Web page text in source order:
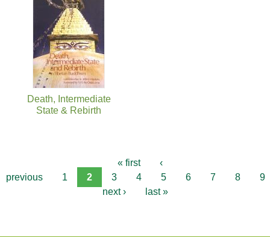
Death, Intermediate
State & Rebirth
« first
‹
previous
1 2 3 4 5 6 7 8
9
next ›
last »